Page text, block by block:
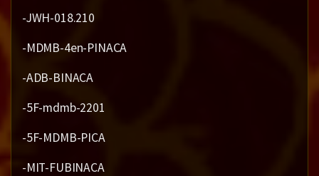
-JWH-018.210
-MDMB-4en-PINACA
-ADB-BINACA
-5F-mdmb-2201
-5F-MDMB-PICA
-MIT-FUBINACA